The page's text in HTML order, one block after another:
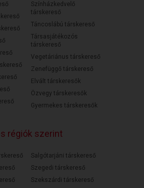
Színházkedvelő
társkereső
Táncoslábú társkereső
Társasjátékozós
társkereső
Vegetáriánus társkereső
Zenefüggő társkereső
Elvált társkeresők
Özvegy társkeresők
Gyermekes társkeresők
régiók szerint
Salgótarjáni társkereső
Szegedi társkereső
Szekszárdi társkereső